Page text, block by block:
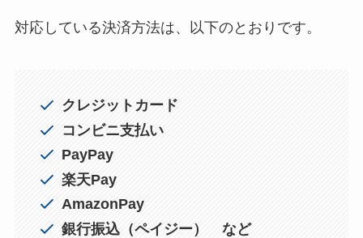
対応している決済方法は、以下のとおりです。
クレジットカード
コンビニ支払い
PayPay
楽天Pay
AmazonPay
銀行振込（ペイジー） など